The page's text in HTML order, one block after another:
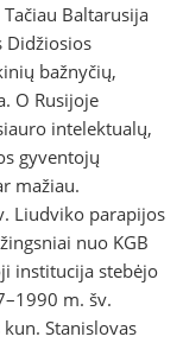
Baltarusija
Didžiosios
bažnyčių,
O Rusijoje
intelektualų,
gyventojų
mažiau.
Liudviko parapijos
nuo KGB
institucija stebėjo
m. šv.
Stanislovas